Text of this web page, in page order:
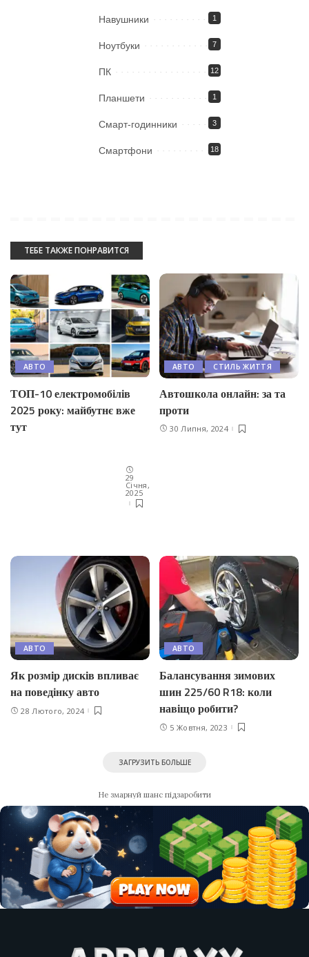
Навушники 1
Ноутбуки 7
ПК 12
Планшети 1
Смарт-годинники 3
Смартфони 18
ТЕБЕ ТАКЖЕ ПОНРАВИТСЯ
АВТО
ТОП-10 електромобілів
2025 року: майбутнє вже
тут
29
Січня,
2025
АВТО СТИЛЬ ЖИТТЯ
Автошкола онлайн: за та
проти
30 Липня, 2024
АВТО
Як розмір дисків впливає
на поведінку авто
28 Лютого, 2024
АВТО
Балансування зимових
шин 225/60 R18: коли
навіщо робити?
5 Жовтня, 2023
ЗАГРУЗИТЬ БОЛЬШЕ
Не змарнуй шанс підзаробити